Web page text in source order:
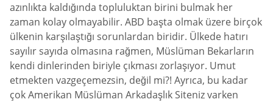
azınlıkta kaldığında topluluktan birini bulmak her
zaman kolay olmayabilir. ABD başta olmak üzere birçok
ülkenin karşılaştığı sorunlardan biridir. Ülkede hatırı
sayılır sayıda olmasına rağmen, Müslüman Bekarların
kendi dinlerinden biriyle çıkması zorlaşıyor. Umut
etmekten vazgeçemezsin, değil mi?! Ayrıca, bu kadar
çok Amerikan Müslüman Arkadaşlık Siteniz varken